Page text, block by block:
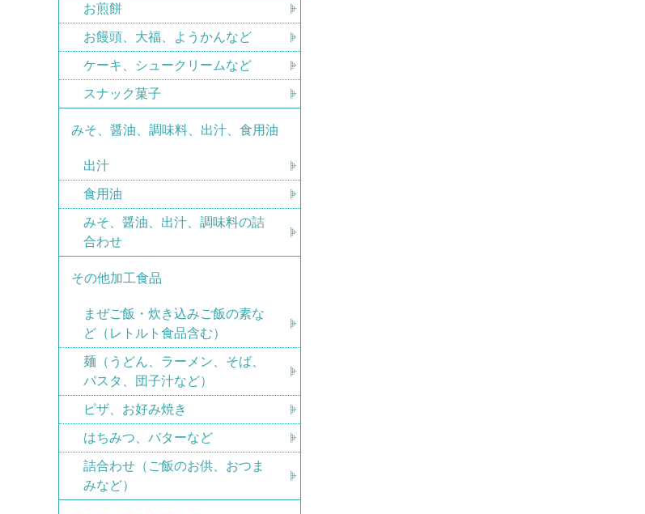
お煎餅
お饅頭、大福、ようかんなど
ケーキ、シュークリームなど
スナック菓子
みそ、醤油、調味料、出汁、食用油
出汁
食用油
みそ、醤油、出汁、調味料の詰
合わせ
その他加工食品
まぜご飯・炊き込みご飯の素な
ど（レトルト食品含む）
麺（うどん、ラーメン、そば、
パスタ、団子汁など）
ピザ、お好み焼き
はちみつ、バターなど
詰合わせ（ご飯のお供、おつま
みなど）